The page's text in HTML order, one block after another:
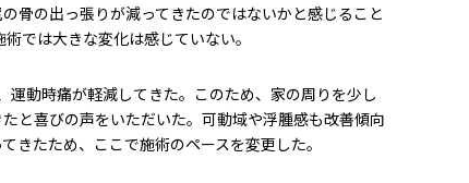
骨の出っ張りが減ってきたのではないかと感じること
では大きな変化は感じていない。
運動時痛が軽減してきた。このため、家の周りを少し
と喜びの声をいただいた。可動域や浮腫感も改善傾向
きたため、ここで施術のペースを変更した。